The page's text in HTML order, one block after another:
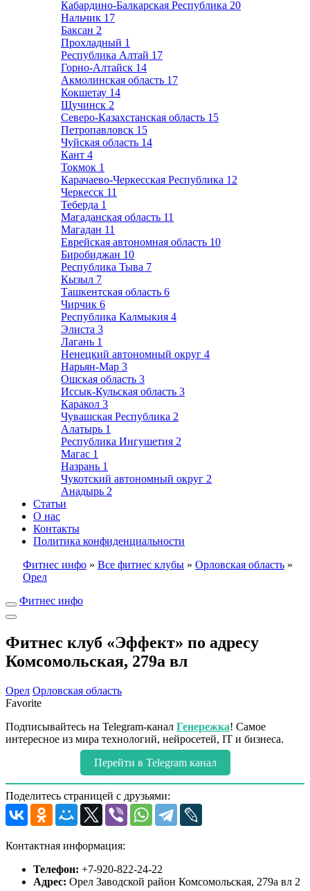
Кабардино-Балкарская Республика 20
Нальчик 17
Баксан 2
Прохладный 1
Республика Алтай 17
Горно-Алтайск 14
Акмолинская область 17
Кокшетау 14
Щучинск 2
Северо-Казахстанская область 15
Петропавловск 15
Чуйская область 14
Кант 4
Токмок 1
Карачаево-Черкесская Республика 12
Черкесск 11
Теберда 1
Магаданская область 11
Магадан 11
Еврейская автономная область 10
Биробиджан 10
Республика Тыва 7
Кызыл 7
Ташкентская область 6
Чирчик 6
Республика Калмыкия 4
Элиста 3
Лагань 1
Ненецкий автономный округ 4
Нарьян-Мар 3
Ошская область 3
Иссык-Кульская область 3
Каракол 3
Чувашская Республика 2
Алатырь 1
Республика Ингушетия 2
Магас 1
Назрань 1
Чукотский автономный округ 2
Анадырь 2
Статьи
О нас
Контакты
Политика конфиденциальности
Фитнес инфо » Все фитнес клубы » Орловская область »
Орел
Фитнес инфо
Фитнес клуб «Эффект» по адресу
Комсомольская, 279а вл
Орел Орловская область
Favorite
Подписывайтесь на Telegram-канал Генережка! Самое
интересное из мира технологий, нейросетей, IT и бизнеса.
Перейти в Telegram канал
Поделитесь страницей с друзьями:
Контактная информация:
Телефон: +7-920-822-24-22
Адрес: Орел Заводской район Комсомольская, 279а вл 2